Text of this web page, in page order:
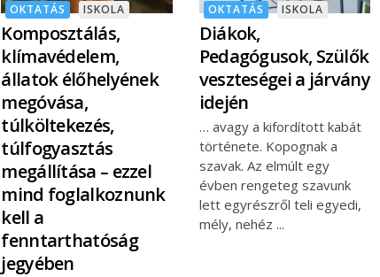
OKTATÁS ISKOLA
Komposztálás,
klímavédelem,
állatok élőhelyének
megóvása,
túlköltekezés,
túlfogyasztás
megállítása – ezzel
mind foglalkoznunk
kell a
fenntarthatóság
jegyében
OKTATÁS ISKOLA
Diákok,
Pedagógusok, Szülők
veszteségei a járvány
idején
… avagy a kifordított kabát
története. Kopognak a
szavak. Az elmúlt egy
évben rengeteg szavunk
lett egyrészről teli egyedi,
mély, nehéz